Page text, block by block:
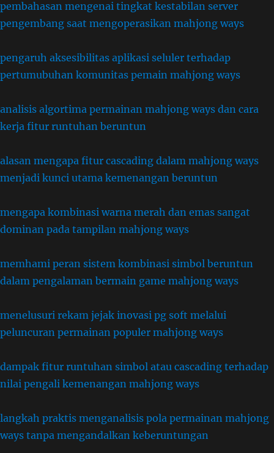
pembahasan mengenai tingkat kestabilan server
pengembang saat mengoperasikan mahjong ways
pengaruh aksesibilitas aplikasi seluler terhadap
pertumubuhan komunitas pemain mahjong ways
analisis algortima permainan mahjong ways dan cara
kerja fitur runtuhan beruntun
alasan mengapa fitur cascading dalam mahjong ways
menjadi kunci utama kemenangan beruntun
mengapa kombinasi warna merah dan emas sangat
dominan pada tampilan mahjong ways
memhami peran sistem kombinasi simbol beruntun
dalam pengalaman bermain game mahjong ways
menelusuri rekam jejak inovasi pg soft melalui
peluncuran permainan populer mahjong ways
dampak fitur runtuhan simbol atau cascading terhadap
nilai pengali kemenangan mahjong ways
langkah praktis menganalisis pola permainan mahjong
ways tanpa mengandalkan keberuntungan